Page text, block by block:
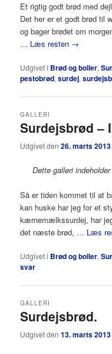
Et rigtig godt brød med
Det her er et godt brød til
og bager brødet om
… Læs resten →
Udgivet i Brød og boller,
pestobrød,surdej,
Surdejsbrød –
GALLERI
Udgivet den26. marts 2013
Dette galleri
Så er tiden kommet til at
kan huske har jeg for et
kærnemælkssurdej, har
det næste brød, … Læs
Udgivet i Brød og boller,
svar
Surdejsbrød.
GALLERI
Udgivet den13. marts 2013